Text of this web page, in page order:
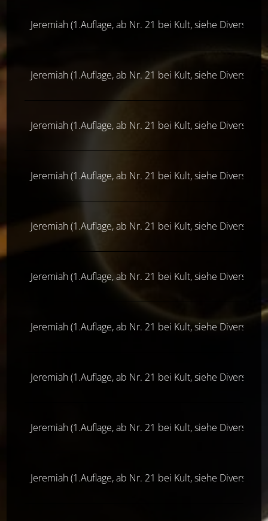
Jeremiah (1.Auflage, ab Nr. 21 bei Kult, siehe Diverse
Jeremiah (1.Auflage, ab Nr. 21 bei Kult, siehe Diverse
Jeremiah (1.Auflage, ab Nr. 21 bei Kult, siehe Diverse
Jeremiah (1.Auflage, ab Nr. 21 bei Kult, siehe Diverse
Jeremiah (1.Auflage, ab Nr. 21 bei Kult, siehe Diverse
Jeremiah (1.Auflage, ab Nr. 21 bei Kult, siehe Diverse
Jeremiah (1.Auflage, ab Nr. 21 bei Kult, siehe Diverse
Jeremiah (1.Auflage, ab Nr. 21 bei Kult, siehe Diverse
Jeremiah (1.Auflage, ab Nr. 21 bei Kult, siehe Diverse
Jeremiah (1.Auflage, ab Nr. 21 bei Kult, siehe Diverse